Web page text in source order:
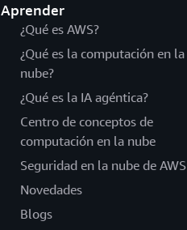
Aprender
¿Qué es AWS?
¿Qué es la computación en la
nube?
¿Qué es la IA agéntica?
Centro de conceptos de
computación en la nube
Seguridad en la nube de AWS
Novedades
Blogs